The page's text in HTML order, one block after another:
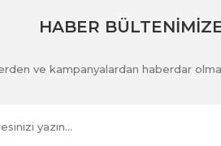
HABER
ve kampanyalardan haberdar